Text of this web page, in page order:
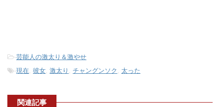
-芸能人の激太り＆激やせ
-現在 彼女 激太り チャングンソク 太った
関連記事